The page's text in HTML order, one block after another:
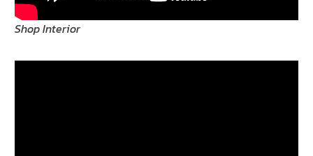
Shop Interior